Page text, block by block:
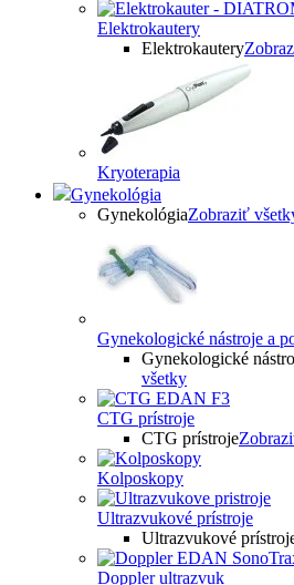
Elektrokautery
Elektrokautery
Kryoterapia
Gynekológia
GynekológiaZobraziť
Gynekologické nástroje a
Gynekologické
všetky
CTG prístroje
CTG prístroje
Kolposkopy
Ultrazvukové prístroje
Ultrazvukové
Doppler ultrazvuk